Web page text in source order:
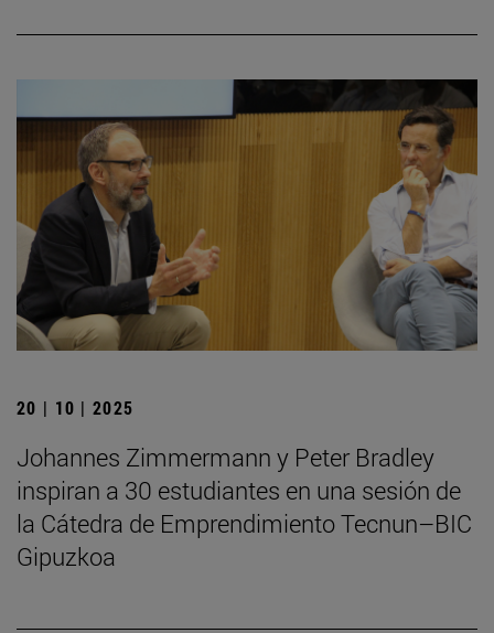
20 | 10 | 2025
Johannes Zimmermann y Peter Bradley
inspiran a 30 estudiantes en una sesión de
la Cátedra de Emprendimiento Tecnun–BIC
Gipuzkoa